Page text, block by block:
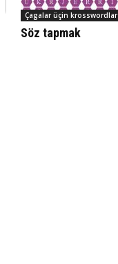
Çagalar üçin krosswordlar
Söz tapmak